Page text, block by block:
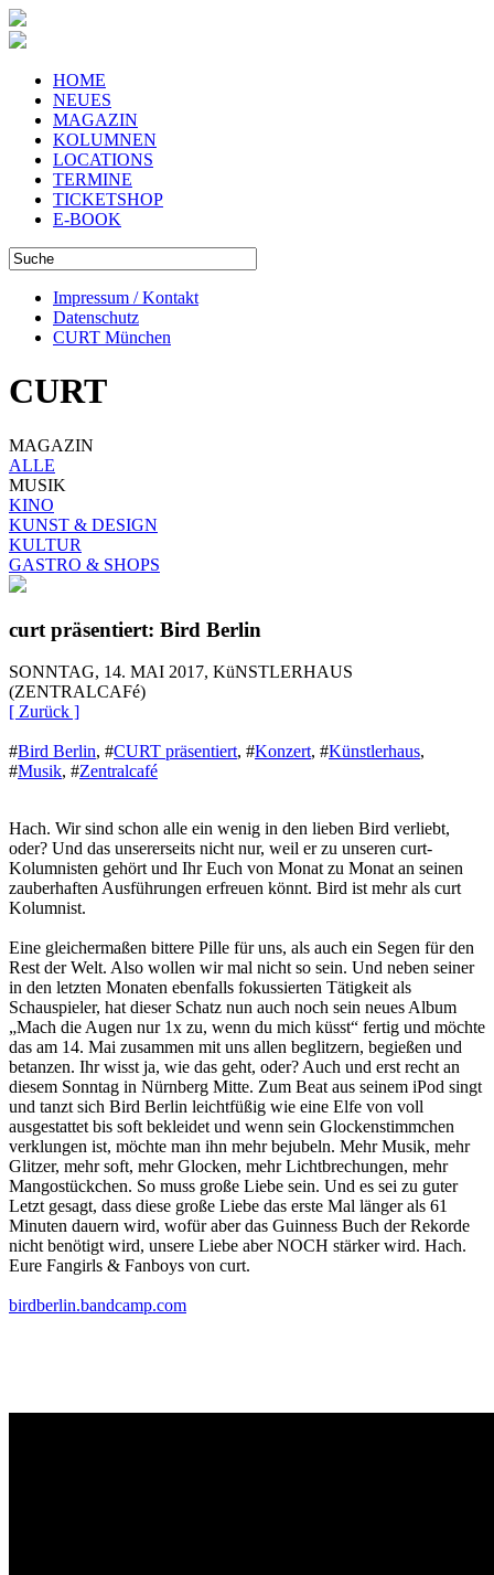
HOME
NEUES
MAGAZIN
KOLUMNEN
LOCATIONS
TERMINE
TICKETSHOP
E-BOOK
Impressum / Kontakt
Datenschutz
CURT München
CURT
MAGAZIN
ALLE
MUSIK
KINO
KUNST & DESIGN
KULTUR
GASTRO & SHOPS
curt präsentiert: Bird Berlin
SONNTAG, 14. MAI 2017, KüNSTLERHAUS
(ZENTRALCAFé)
[ Zurück ]
#Bird Berlin, #CURT präsentiert, #Konzert, #Künstlerhaus,
#Musik, #Zentralcafé
Hach. Wir sind schon alle ein wenig in den lieben Bird verliebt,
oder? Und das unsererseits nicht nur, weil er zu unseren curt-
Kolumnisten gehört und Ihr Euch von Monat zu Monat an seinen
zauberhaften Ausführungen erfreuen könnt. Bird ist mehr als curt
Kolumnist.
Eine gleichermaßen bittere Pille für uns, als auch ein Segen für den
Rest der Welt. Also wollen wir mal nicht so sein. Und neben seiner
in den letzten Monaten ebenfalls fokussierten Tätigkeit als
Schauspieler, hat dieser Schatz nun auch noch sein neues Album
„Mach die Augen nur 1x zu, wenn du mich küsst“ fertig und möchte
das am 14. Mai zusammen mit uns allen beglitzern, begießen und
betanzen. Ihr wisst ja, wie das geht, oder? Auch und erst recht an
diesem Sonntag in Nürnberg Mitte. Zum Beat aus seinem iPod singt
und tanzt sich Bird Berlin leichtfüßig wie eine Elfe von voll
ausgestattet bis soft bekleidet und wenn sein Glockenstimmchen
verklungen ist, möchte man ihn mehr bejubeln. Mehr Musik, mehr
Glitzer, mehr soft, mehr Glocken, mehr Lichtbrechungen, mehr
Mangostückchen. So muss große Liebe sein. Und es sei zu guter
Letzt gesagt, dass diese große Liebe das erste Mal länger als 61
Minuten dauern wird, wofür aber das Guinness Buch der Rekorde
nicht benötigt wird, unsere Liebe aber NOCH stärker wird. Hach.
Eure Fangirls & Fanboys von curt.
birdberlin.bandcamp.com